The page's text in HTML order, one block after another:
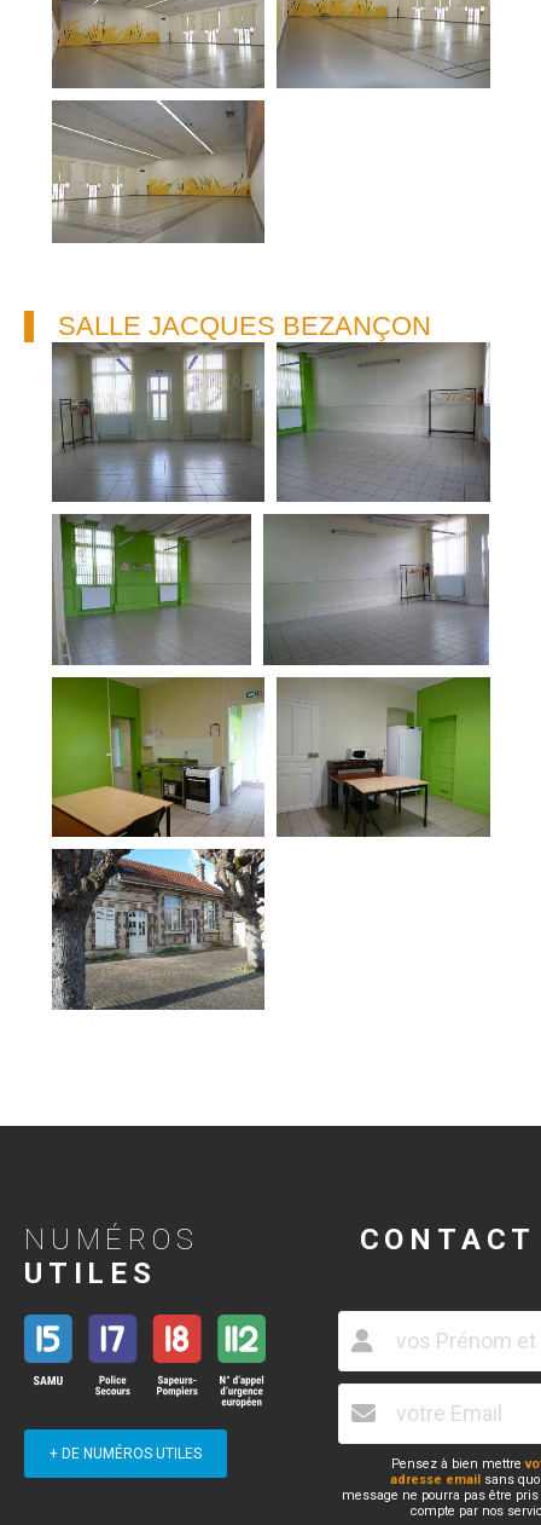
SALLE JACQUES BEZANÇON
NUMÉROS
UTILES
+ DE NUMÉROS UTILES
CONTACT
Pensez à bien mettre
adresse email sans
message ne pourra pas être
compte par nos